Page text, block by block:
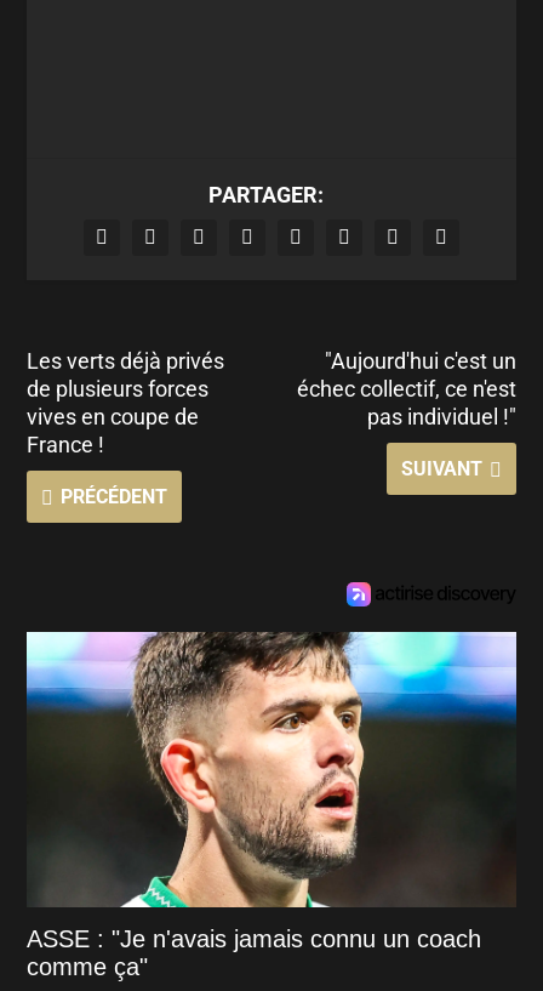
PARTAGER:
Les verts déjà privés
de plusieurs forces
vives en coupe de
France !
PRÉCÉDENT
"Aujourd'hui c'est un
échec collectif, ce n'est
pas individuel !"
SUIVANT
ASSE : "Je n'avais jamais connu un coach
comme ça"